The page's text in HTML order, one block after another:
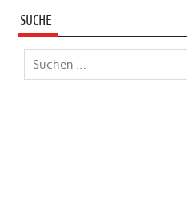
SUCHE